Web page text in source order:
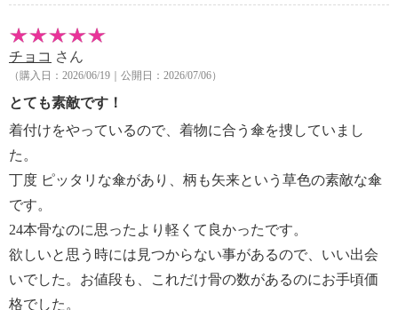
チョコ さん
（購入日：2026/06/19｜公開日：2026/07/06）
とても素敵です！
着付けをやっているので、着物に合う傘を捜していまし
た。
丁度 ピッタリな傘があり、柄も矢来という草色の素敵な傘
です。
24本骨なのに思ったより軽くて良かったです。
欲しいと思う時には見つからない事があるので、いい出会
いでした。お値段も、これだけ骨の数があるのにお手頃価
格でした。